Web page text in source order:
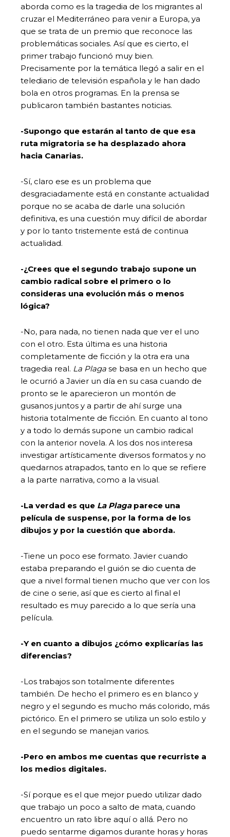
aborda como es la tragedia de los migrantes al
cruzar el Mediterráneo para venir a Europa, ya
que se trata de un premio que reconoce las
problemáticas sociales. Así que es cierto, el
primer trabajo funcionó muy bien.
Precisamente por la temática llegó a salir en el
telediario de televisión española y le han dado
bola en otros programas. En la prensa se
publicaron también bastantes noticias.
-Supongo que estarán al tanto de que esa
ruta migratoria se ha desplazado ahora
hacia Canarias.
-Sí, claro ese es un problema que
desgraciadamente está en constante actualidad
porque no se acaba de darle una solución
definitiva, es una cuestión muy difícil de abordar
y por lo tanto tristemente está de continua
actualidad.
-¿Crees que el segundo trabajo supone un
cambio radical sobre el primero o lo
consideras una evolución más o menos
lógica?
-No, para nada, no tienen nada que ver el uno
con el otro. Esta última es una historia
completamente de ficción y la otra era una
tragedia real. La Plaga se basa en un hecho que
le ocurrió a Javier un día en su casa cuando de
pronto se le aparecieron un montón de
gusanos juntos y a partir de ahí surge una
historia totalmente de ficción. En cuanto al tono
y a todo lo demás supone un cambio radical
con la anterior novela. A los dos nos interesa
investigar artísticamente diversos formatos y no
quedarnos atrapados, tanto en lo que se refiere
a la parte narrativa, como a la visual.
-La verdad es que La Plagaparece una
película de suspense, por la forma de los
dibujos y por la cuestión que aborda.
-Tiene un poco ese formato. Javier cuando
estaba preparando el guión se dio cuenta de
que a nivel formal tienen mucho que ver con los
de cine o serie, así que es cierto al final el
resultado es muy parecido a lo que sería una
película.
-Y en cuanto a dibujos ¿cómo explicarías las
diferencias?
-Los trabajos son totalmente diferentes
también. De hecho el primero es en blanco y
negro y el segundo es mucho más colorido, más
pictórico. En el primero se utiliza un solo estilo y
en el segundo se manejan varios.
-Pero en ambos me cuentas que recurriste a
los medios digitales.
-Sí porque es el que mejor puedo utilizar dado
que trabajo un poco a salto de mata, cuando
encuentro un rato libre aquí o allá. Pero no
puedo sentarme digamos durante horas y horas